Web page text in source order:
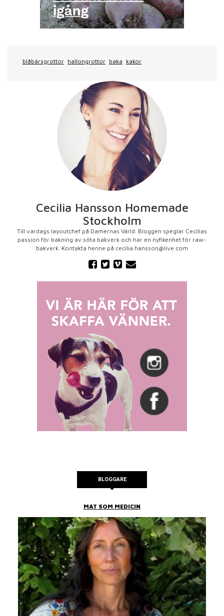
blåbärsgrottor hallongrottor baka kakor
Cecilia Hansson Homemade
Stockholm
Till vardags layoutchef på Damernas Värld. Bloggen speglar Cecilias
passion för bakning av söta bakverk och har en nyfikenhet för raw-
bakverk. Kontakta henne på cecilia.hansson@live.com
BLOGGARE
MAT SOM MEDICIN